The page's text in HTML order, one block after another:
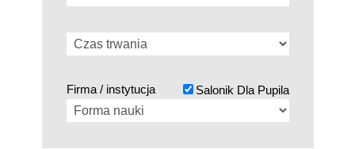
Firma / instytucja Salonik Dla Pupila